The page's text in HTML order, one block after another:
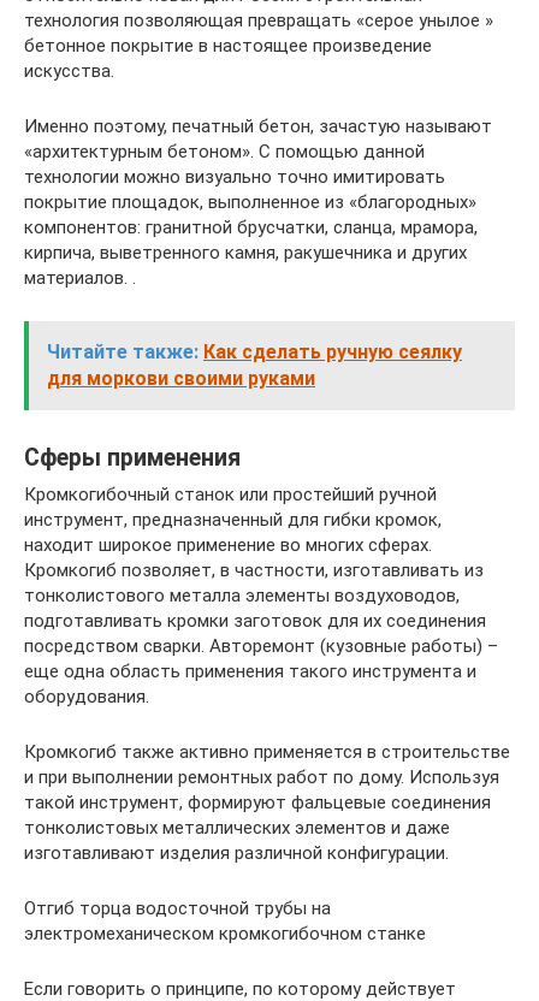
технология позволяющая превращать «серое унылое »
бетонное покрытие в настоящее произведение
искусства.
Именно поэтому, печатный бетон, зачастую называют
«архитектурным бетоном». С помощью данной
технологии можно визуально точно имитировать
покрытие площадок, выполненное из «благородных»
компонентов: гранитной брусчатки, сланца, мрамора,
кирпича, выветренного камня, ракушечника и других
материалов. .
Читайте также: Как сделать ручную сеялку
для моркови своими руками
Сферы применения
Кромкогибочный станок или простейший ручной
инструмент, предназначенный для гибки кромок,
находит широкое применение во многих сферах.
Кромкогиб позволяет, в частности, изготавливать из
тонколистового металла элементы воздуховодов,
подготавливать кромки заготовок для их соединения
посредством сварки. Авторемонт (кузовные работы) –
еще одна область применения такого инструмента и
оборудования.
Кромкогиб также активно применяется в строительстве
и при выполнении ремонтных работ по дому. Используя
такой инструмент, формируют фальцевые соединения
тонколистовых металлических элементов и даже
изготавливают изделия различной конфигурации.
Отгиб торца водосточной трубы на
электромеханическом кромкогибочном станке
Если говорить о принципе, по которому действует